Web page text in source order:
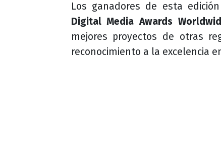
Los ganadores de esta
Digital Media Awards
mejores proyectos de otras
reconocimiento a la excelencia